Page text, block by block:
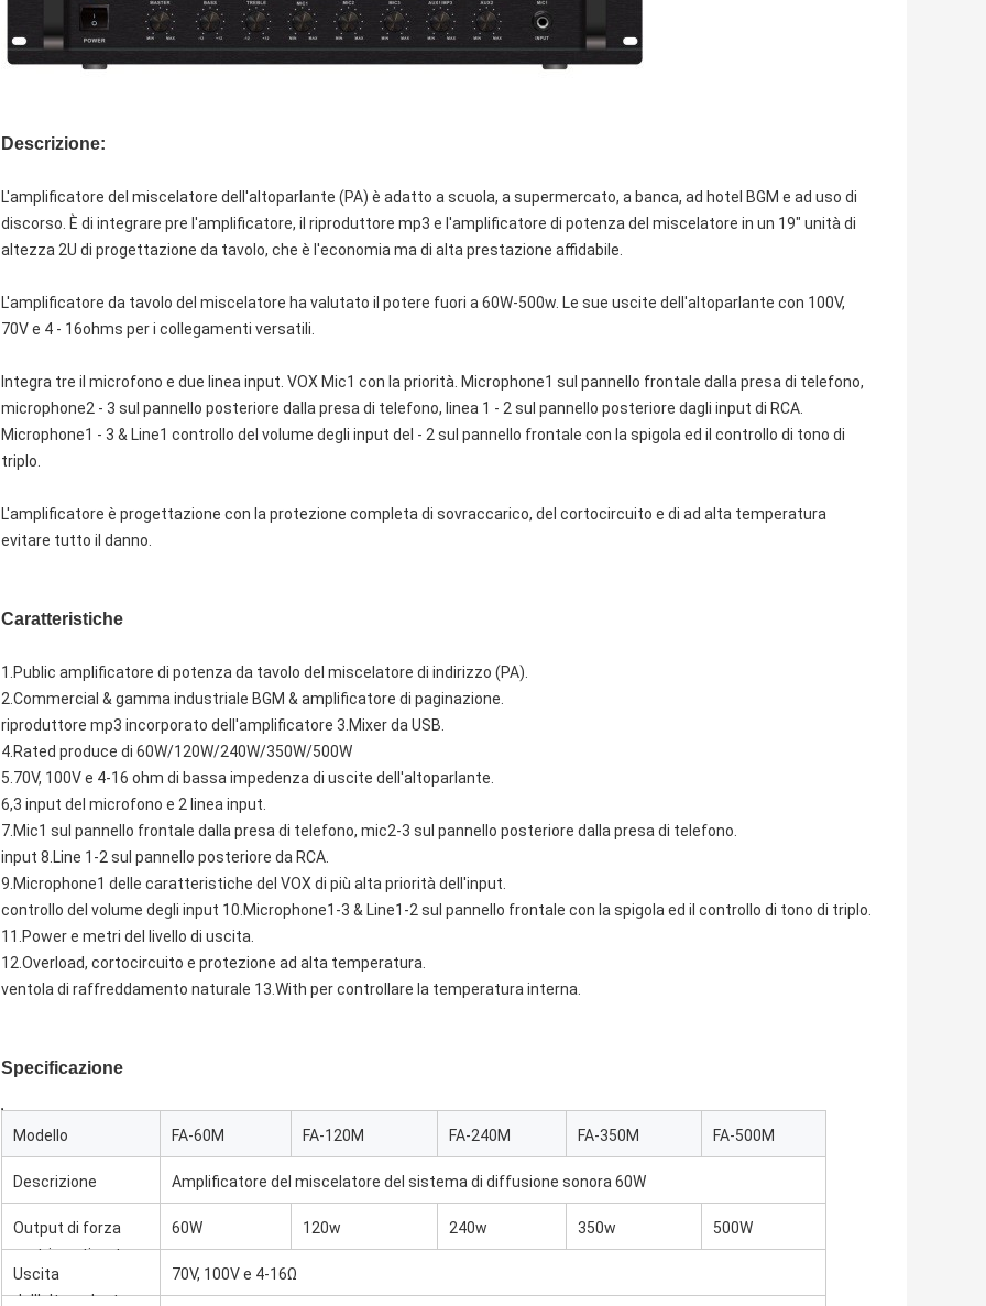
Descrizione:
L'amplificatore del miscelatore dell'altoparlante (PA) è adatto a scuola, a supermercato, a banca, ad hotel BGM e ad uso di
discorso. È di integrare pre l'amplificatore, il riproduttore mp3 e l'amplificatore di potenza del miscelatore in un 19" unità di
altezza 2U di progettazione da tavolo, che è l'economia ma di alta prestazione affidabile.
L'amplificatore da tavolo del miscelatore ha valutato il potere fuori a 60W-500w. Le sue uscite dell'altoparlante con 100V,
70V e 4 ‐ 16ohms per i collegamenti versatili.
Integra tre il microfono e due linea input. VOX Mic1 con la priorità. Microphone1 sul pannello frontale dalla presa di telefono,
microphone2 ‐ 3 sul pannello posteriore dalla presa di telefono, linea 1 ‐ 2 sul pannello posteriore dagli input di RCA.
Microphone1 ‐ 3 & Line1 controllo del volume degli input del ‐ 2 sul pannello frontale con la spigola ed il controllo di tono di
triplo.
L'amplificatore è progettazione con la protezione completa di sovraccarico, del cortocircuito e di ad alta temperatura
evitare tutto il danno.
Caratteristiche
1.Public amplificatore di potenza da tavolo del miscelatore di indirizzo (PA).
2.Commercial & gamma industriale BGM & amplificatore di paginazione.
riproduttore mp3 incorporato dell'amplificatore 3.Mixer da USB.
4.Rated produce di 60W/120W/240W/350W/500W
5.70V, 100V e 4-16 ohm di bassa impedenza di uscite dell'altoparlante.
6,3 input del microfono e 2 linea input.
7.Mic1 sul pannello frontale dalla presa di telefono, mic2-3 sul pannello posteriore dalla presa di telefono.
input 8.Line 1-2 sul pannello posteriore da RCA.
9.Microphone1 delle caratteristiche del VOX di più alta priorità dell'input.
controllo del volume degli input 10.Microphone1-3 & Line1-2 sul pannello frontale con la spigola ed il controllo di tono di triplo.
11.Power e metri del livello di uscita.
12.Overload, cortocircuito e protezione ad alta temperatura.
ventola di raffreddamento naturale 13.With per controllare la temperatura interna.
Specificazione
Modello FA-60M FA-120M FA-240M FA-350M FA-500M
Descrizione Amplificatore del miscelatore del sistema di diffusione sonora 60W
Output di forza
motrice stimato
60W 120w 240w 350w 500W
Uscita
dell'altoparlante
70V, 100V e 4-16Ω